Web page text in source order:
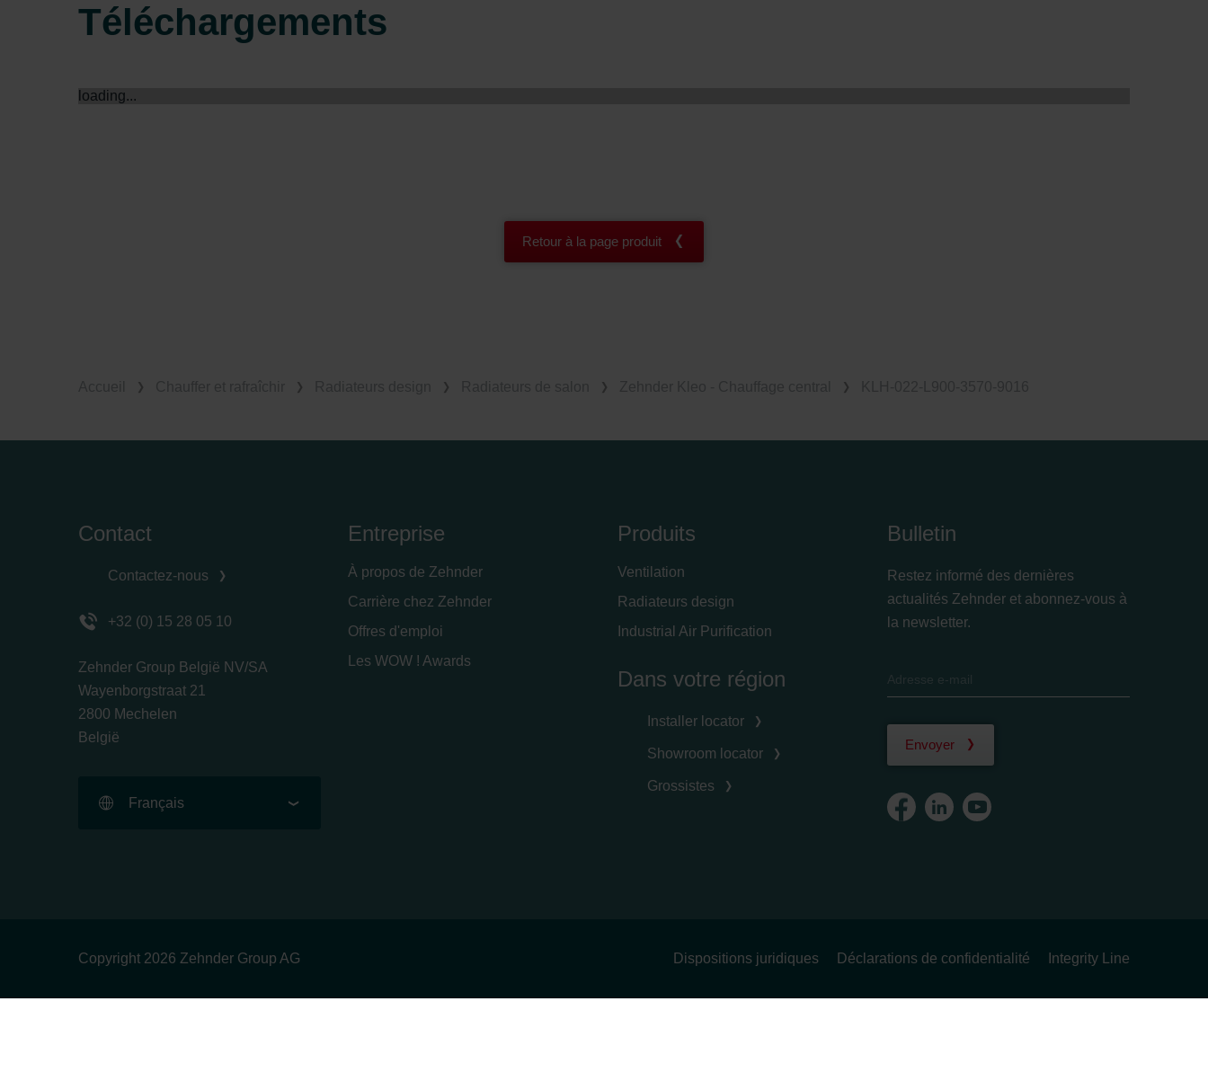
Téléchargements
loading...
Retour à la page produit
Contact
Contactez-nous
+32 (0) 15 28 05 10
Zehnder Group België NV/SA
Wayenborgstraat 21
2800 Mechelen
België
Français
Entreprise
À propos de Zehnder
Carrière chez Zehnder
Offres d'emploi
Les WOW ! Awards
Produits
Ventilation
Radiateurs design
Industrial Air Purification
Dans votre région
Installer locator
Showroom locator
Grossistes
Bulletin
Restez informé des dernières
actualités Zehnder et abonnez-vous à
la newsletter.
Envoyer
Copyright 2026 Zehnder Group AG Dispositions juridiques Déclarations de confidentialité Integrity Line